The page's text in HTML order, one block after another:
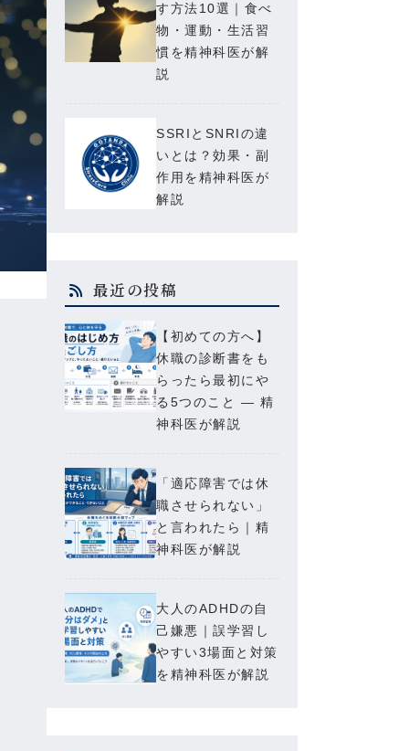
す方法10選｜食べ
物・運動・生活習
慣を精神科医が解
説
SSRIとSNRIの違
いとは？効果・副
作用を精神科医が
解説
最近の投稿
【初めての方へ】
休職の診断書をも
らったら最初にや
る5つのこと — 精
神科医が解説
「適応障害では休
職させられない」
と言われたら｜精
神科医が解説
大人のADHDの自
己嫌悪｜誤学習し
やすい3場面と対策
を精神科医が解説